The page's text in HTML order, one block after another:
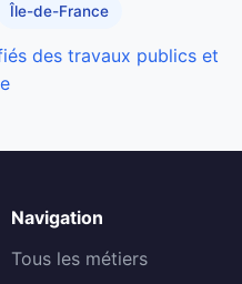
Île-de-France
des travaux publics et
Navigation
Tous les métiers